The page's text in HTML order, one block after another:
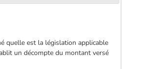
quelle est la législation applicable
un décompte du montant versé